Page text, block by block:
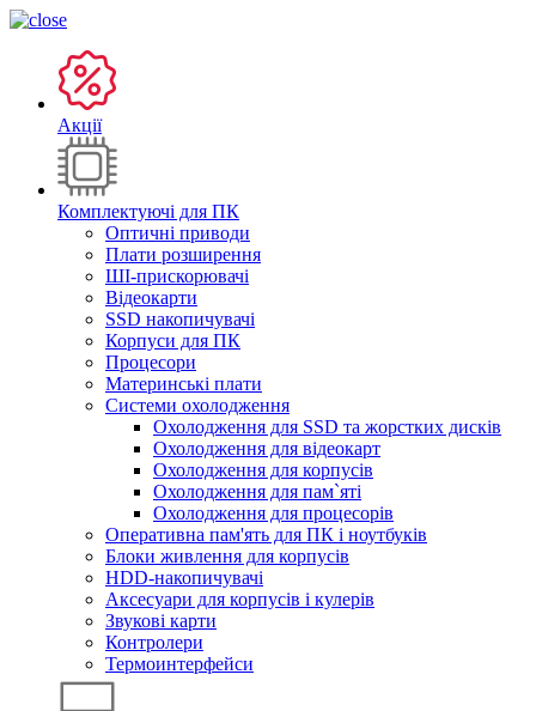
Акції
Комплектуючі для ПК
Оптичні приводи
Плати розширення
ШІ-прискорювачі
Відеокарти
SSD накопичувачі
Корпуси для ПК
Процесори
Материнські плати
Системи охолодження
Охолодження для SSD та жорстких дисків
Охолодження для відеокарт
Охолодження для корпусів
Охолодження для пам`яті
Охолодження для процесорів
Оперативна пам'ять для ПК і ноутбуків
Блоки живлення для корпусів
HDD-накопичувачі
Аксесуари для корпусів і кулерів
Звукові карти
Контролери
Термоинтерфейси